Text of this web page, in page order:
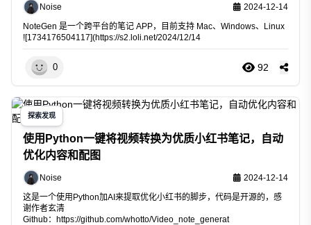
Noise
2024-12-14
NoteGen 是一个跨平台的笔记 APP，目前支持 Mac、Windows、Linux
![1734176504117](https://s2.loli.net/2024/12/14
0 92
探索发现
使用Python一键将视频转换为优质小红书笔记，自动
优化内容和配图
Noise
2024-12-14
这是一个使用Python加AI来提取优化小红书的脚步，代码是开源的，感
谢作者玄清
Github： https://github.com/whotto/Video_note_generat